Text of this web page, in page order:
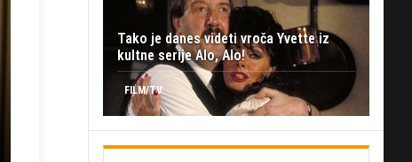
Tako je danes videti vroča Yvette iz
kultne serije Alo, Alo!
FILM/TV